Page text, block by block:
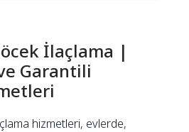
İlaçlama |
Garantili
hizmetleri, evlerde,